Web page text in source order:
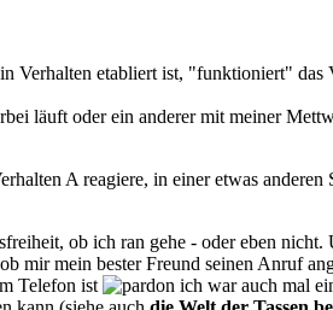
Verhalten etabliert ist, "funktioniert"
läuft oder ein anderer mit meiner
A reagiere, in einer etwas anderen
ob ich ran gehe - oder eben
mir mein bester Freund seinen Anruf
Telefon ist ich war auch mal